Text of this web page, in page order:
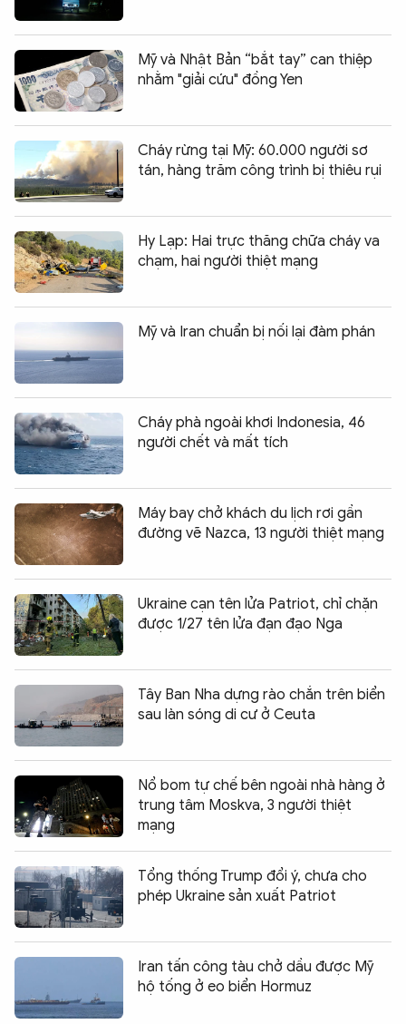
Mỹ và Nhật Bản “bắt tay” can thiệp
nhằm "giải cứu" đồng Yen
Cháy rừng tại Mỹ: 60.000 người sơ
tán, hàng trăm công trình bị thiêu rụi
Hy Lạp: Hai trực thăng chữa cháy va
chạm, hai người thiệt mạng
Mỹ và Iran chuẩn bị nối lại đàm phán
Cháy phà ngoài khơi Indonesia, 46
người chết và mất tích
Máy bay chở khách du lịch rơi gần
đường vẽ Nazca, 13 người thiệt mạng
Ukraine cạn tên lửa Patriot, chỉ chặn
được 1/27 tên lửa đạn đạo Nga
Tây Ban Nha dựng rào chắn trên biển
sau làn sóng di cư ở Ceuta
Nổ bom tự chế bên ngoài nhà hàng ở
trung tâm Moskva, 3 người thiệt
mạng
Tổng thống Trump đổi ý, chưa cho
phép Ukraine sản xuất Patriot
Iran tấn công tàu chở dầu được Mỹ
hộ tống ở eo biển Hormuz